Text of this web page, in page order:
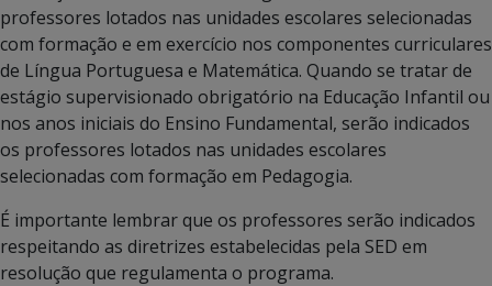
professores lotados nas unidades escolares selecionadas
com formação e em exercício nos componentes curriculares
de Língua Portuguesa e Matemática. Quando se tratar de
estágio supervisionado obrigatório na Educação Infantil ou
nos anos iniciais do Ensino Fundamental, serão indicados
os professores lotados nas unidades escolares
selecionadas com formação em Pedagogia.
É importante lembrar que os professores serão indicados
respeitando as diretrizes estabelecidas pela SED em
resolução que regulamenta o programa.